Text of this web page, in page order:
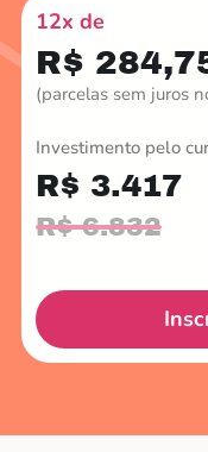
12x de
R$
(parcelas sem juros
Investimento pelo
R$ 3.417
R$ 6.832